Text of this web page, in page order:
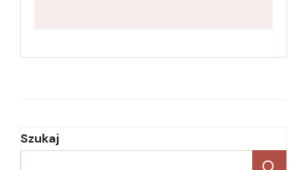
Szukaj